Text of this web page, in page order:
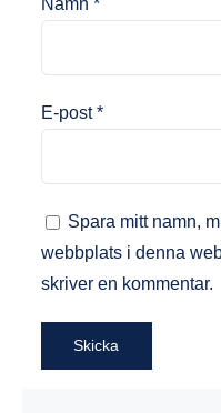
Namn *
E-post*
Spara mitt namn,
webbplats i denna
skriver en kommentar.